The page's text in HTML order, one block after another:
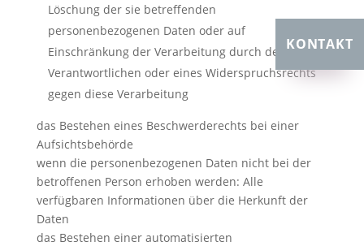
Löschung der sie betreffenden
personenbezogenen Daten oder auf
Einschränkung der Verarbeitung durch den
Verantwortlichen oder eines Widerspruchsrechts
gegen diese Verarbeitung
das Bestehen eines Beschwerderechts bei einer
Aufsichtsbehörde
wenn die personenbezogenen Daten nicht bei der
betroffenen Person erhoben werden: Alle
verfügbaren Informationen über die Herkunft der
Daten
das Bestehen einer automatisierten
KONTAKT